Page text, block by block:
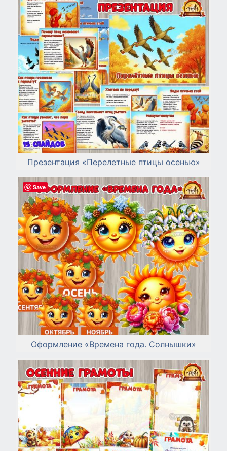
Презентация «Перелетные птицы осенью»
Оформление «Времена года. Солнышки»
Save